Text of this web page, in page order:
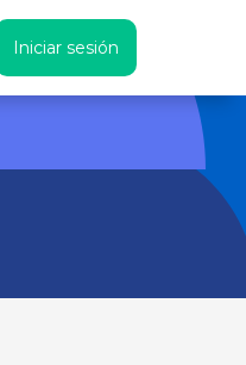
Iniciar sesión